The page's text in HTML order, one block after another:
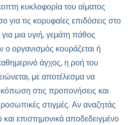
κυκλοφορία του αίματος
για τις κορυφαίες επιδόσεις στο
μια υγιή, γεμάτη πάθος
ο οργανισμός κουράζεται ή
άγχος, η ροή του
με αποτέλεσμα να
στις προπονήσεις και
στιγμές. Αν αναζητάς
επιστημονικά αποδεδειγμένο